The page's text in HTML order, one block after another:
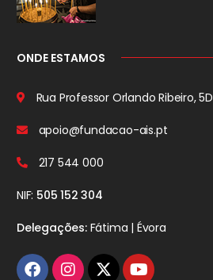
ONDE ESTAMOS
Rua Professor Orlando Ribeiro, 5D
apoio@fundacao-ais.pt
217 544 000
NIF: 505 152 304
Delegações:Fátima | Évora